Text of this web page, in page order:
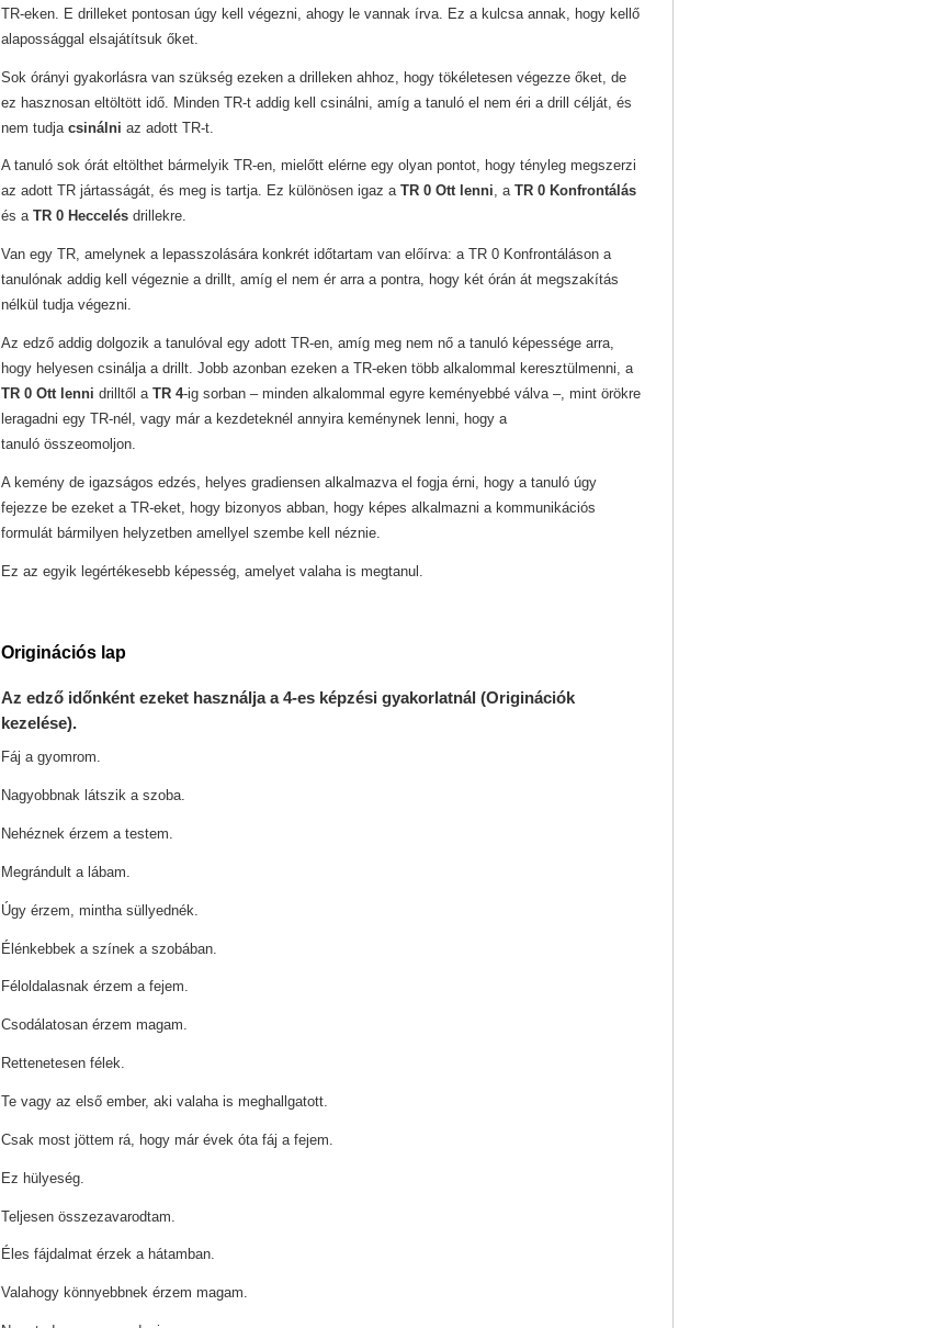
TR-eken. E drilleket pontosan úgy kell végezni, ahogy le vannak írva. Ez a kulcsa annak, hogy kellő
alapossággal elsajátítsuk őket.
Sok órányi gyakorlásra van szükség ezeken a drilleken ahhoz, hogy tökéletesen végezze őket, de
ez hasznosan eltöltött idő. Minden TR-t addig kell csinálni, amíg a tanuló el nem éri a drill célját, és
nem tudja csinálni az adott TR-t.
A tanuló sok órát eltölthet bármelyik TR-en, mielőtt elérne egy olyan pontot, hogy tényleg megszerzi
az adott TR jártasságát, és meg is tartja. Ez különösen igaz a TR 0 Ott lenni, a TR 0 Konfrontálás
és a TR 0 Heccelés drillekre.
Van egy TR, amelynek a lepasszolására konkrét időtartam van előírva: a TR 0 Konfrontáláson a
tanulónak addig kell végeznie a drillt, amíg el nem ér arra a pontra, hogy két órán át megszakítás
nélkül tudja végezni.
Az edző addig dolgozik a tanulóval egy adott TR-en, amíg meg nem nő a tanuló képessége arra,
hogy helyesen csinálja a drillt. Jobb azonban ezeken a TR-eken több alkalommal keresztülmenni, a
TR 0 Ott lenni drilltől a TR 4-ig sorban – minden alkalommal egyre keményebbé válva –, mint örökre
leragadni egy TR-nél, vagy már a kezdeteknél annyira keménynek lenni, hogy a
tanuló összeomoljon.
A kemény de igazságos edzés, helyes gradiensen alkalmazva el fogja érni, hogy a tanuló úgy
fejezze be ezeket a TR-eket, hogy bizonyos abban, hogy képes alkalmazni a kommunikációs
formulát bármilyen helyzetben amellyel szembe kell néznie.
Ez az egyik legértékesebb képesség, amelyet valaha is megtanul.
Originációs lap
Az edző időnként ezeket használja a 4-es képzési gyakorlatnál (Originációk
kezelése).
Fáj a gyomrom.
Nagyobbnak látszik a szoba.
Nehéznek érzem a testem.
Megrándult a lábam.
Úgy érzem, mintha süllyednék.
Élénkebbek a színek a szobában.
Féloldalasnak érzem a fejem.
Csodálatosan érzem magam.
Rettenetesen félek.
Te vagy az első ember, aki valaha is meghallgatott.
Csak most jöttem rá, hogy már évek óta fáj a fejem.
Ez hülyeség.
Teljesen összezavarodtam.
Éles fájdalmat érzek a hátamban.
Valahogy könnyebbnek érzem magam.